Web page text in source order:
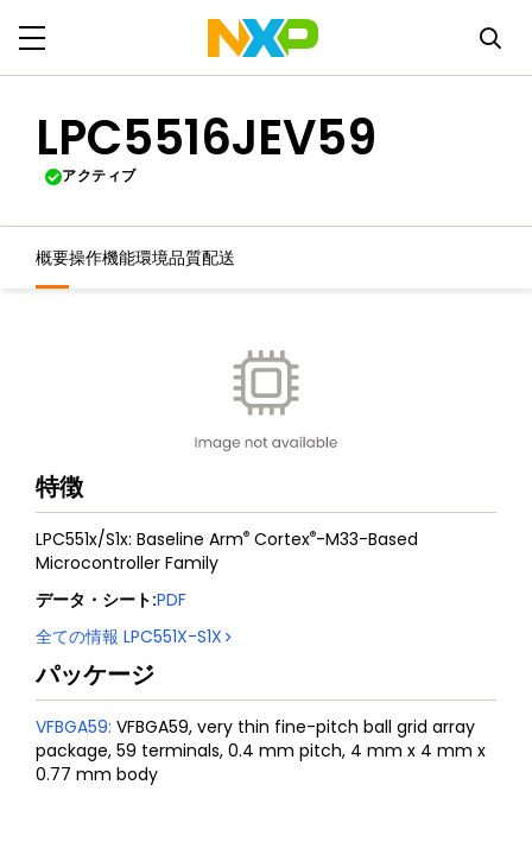
LPC5516JEV59
アクティブ
概要操作機能環境品質配送
特徴
LPC551x/S1x: Baseline Arm® Cortex®-M33-Based
Microcontroller Family
データ・シート:PDF
全ての情報 LPC551X-S1X
パッケージ
VFBGA59: VFBGA59, very thin fine-pitch ball grid array
package, 59 terminals, 0.4 mm pitch, 4 mm x 4 mm x
0.77 mm body